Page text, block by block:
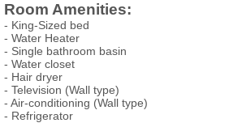
Room Amenities:
- King-Sized bed
- Water Heater
- Single bathroom basin
- Water closet
- Hair dryer
- Television (Wall type)
- Air-conditioning (Wall type)
- Refrigerator